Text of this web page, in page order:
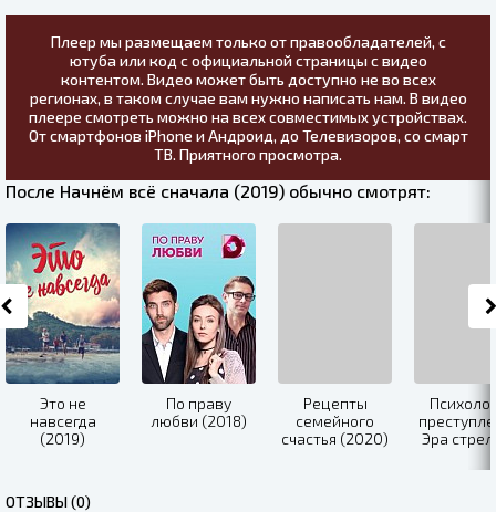
Плеер мы размещаем только от правообладателей, с
ютуба или код с официальной страницы с видео
контентом. Видео может быть доступно не во всех
регионах, в таком случае вам нужно написать нам. В видео
плеере смотреть можно на всех совместимых устройствах.
От смартфонов iPhone и Андроид, до Телевизоров, со смарт
ТВ. Приятного просмотра.
После Начнём всё сначала (2019) обычно смотрят:
Это не
навсегда
(2019)
По праву
любви (2018)
Рецепты
семейного
счастья (2020)
Эра
ОТЗЫВЫ (0)